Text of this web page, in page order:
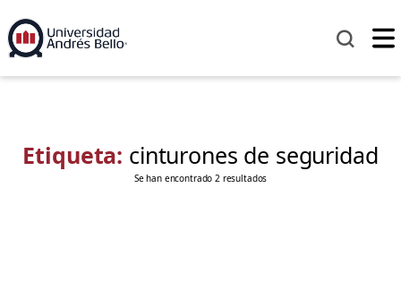
Etiqueta: cinturones de seguridad
Se han encontrado 2 resultados